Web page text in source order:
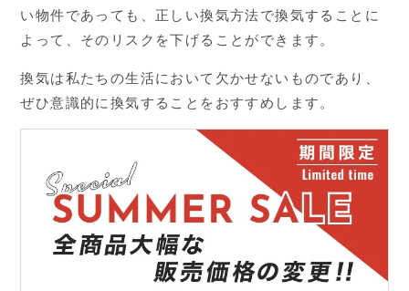
い物件であっても、正しい換気方法で換気することに
よって、そのリスクを下げることができます。
換気は私たちの生活において欠かせないものであり、
ぜひ意識的に換気することをおすすめします。